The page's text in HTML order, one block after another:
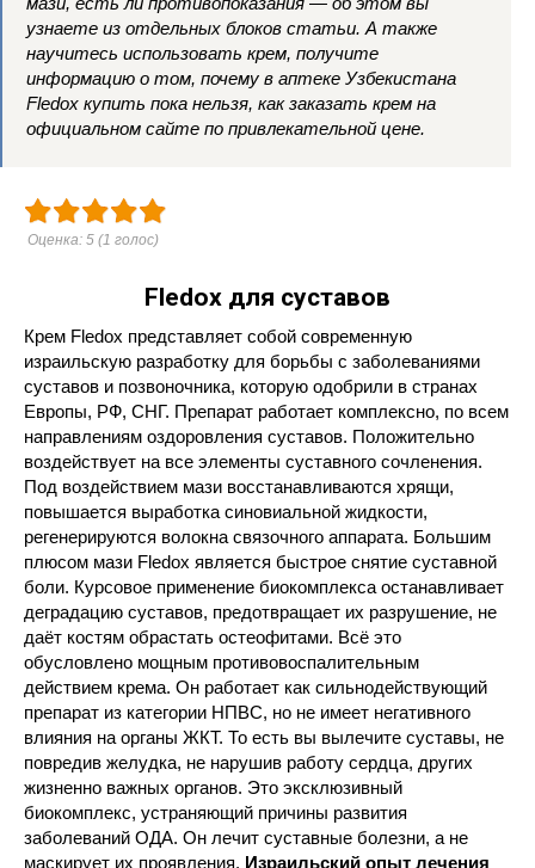
узнаете из отдельных блоков статьи. А также
научитесь использовать крем, получите
информацию о том, почему в аптеке Узбекистана
Fledox купить пока нельзя, как заказать крем на
официальном сайте по привлекательной цене.
Оценка: 5 (1 голос)
Fledox для суставов
Крем Fledox представляет собой современную
израильскую разработку для борьбы с заболеваниями
суставов и позвоночника, которую одобрили в странах
Европы, РФ, СНГ. Препарат работает комплексно, по всем
направлениям оздоровления суставов. Положительно
воздействует на все элементы суставного сочленения.
Под воздействием мази восстанавливаются хрящи,
повышается выработка синовиальной жидкости,
регенерируются волокна связочного аппарата. Большим
плюсом мази Fledox является быстрое снятие суставной
боли. Курсовое применение биокомплекса останавливает
деградацию суставов, предотвращает их разрушение, не
даёт костям обрастать остеофитами. Всё это
обусловлено мощным противовоспалительным
действием крема. Он работает как сильнодействующий
препарат из категории НПВС, но не имеет негативного
влияния на органы ЖКТ. То есть вы вылечите суставы, не
повредив желудка, не нарушив работу сердца, других
жизненно важных органов. Это эксклюзивный
биокомплекс, устраняющий причины развития
заболеваний ОДА. Он лечит суставные болезни, а не
маскирует их проявления. Израильский опыт лечения